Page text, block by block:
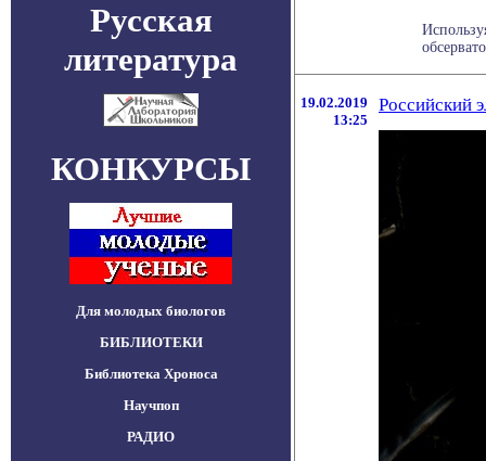
Русская
литература
КОНКУРСЫ
Для молодых биологов
БИБЛИОТЕКИ
Библиотека Хроноса
Научпоп
РАДИО
19.02.2019
13:25
Российский